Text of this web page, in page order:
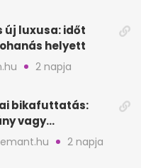
új luxusa: időt
helyett
2 napja
bikafuttatás:
vagy
vérontás?2 napja